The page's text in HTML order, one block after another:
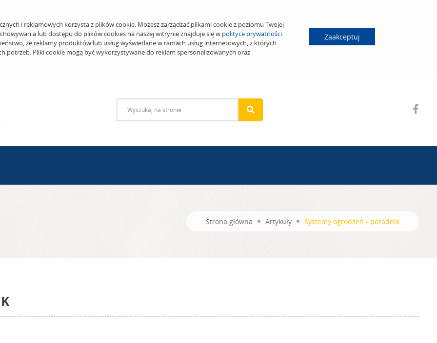
i reklamowych korzysta z plików cookie. Możesz zarządzać plikami cookie z poziomu Twojej
lub dostępu do plików cookies na naszej witrynie znajduje się w polityce prywatności.
że reklamy produktów lub usług wyświetlane w ramach usług internetowych, z których
potrzeb. Pliki cookie mogą być wykorzystywane do reklam spersonalizowanych oraz
Zaakceptuj
Strona główna Artykuły Systemy ogrodzeń - poradnik